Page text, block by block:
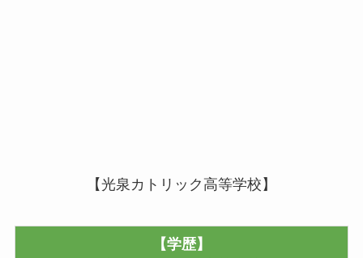
【光泉カトリック高等学校】
【学歴】